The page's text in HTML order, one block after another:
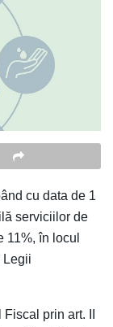
cu data de 1
serviciilor de
11%, în locul
Legii
prin art. II